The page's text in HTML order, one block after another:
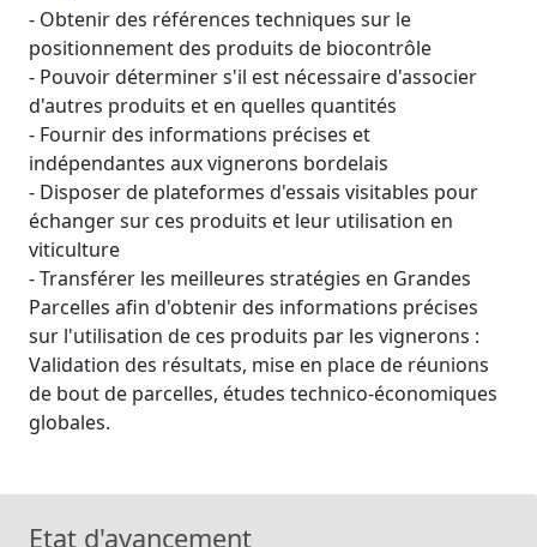
- Obtenir des références techniques sur le
positionnement des produits de biocontrôle
- Pouvoir déterminer s'il est nécessaire d'associer
d'autres produits et en quelles quantités
- Fournir des informations précises et
indépendantes aux vignerons bordelais
- Disposer de plateformes d'essais visitables pour
échanger sur ces produits et leur utilisation en
viticulture
- Transférer les meilleures stratégies en Grandes
Parcelles afin d'obtenir des informations précises
sur l'utilisation de ces produits par les vignerons :
Validation des résultats, mise en place de réunions
de bout de parcelles, études technico-économiques
globales.
Etat d'avancement